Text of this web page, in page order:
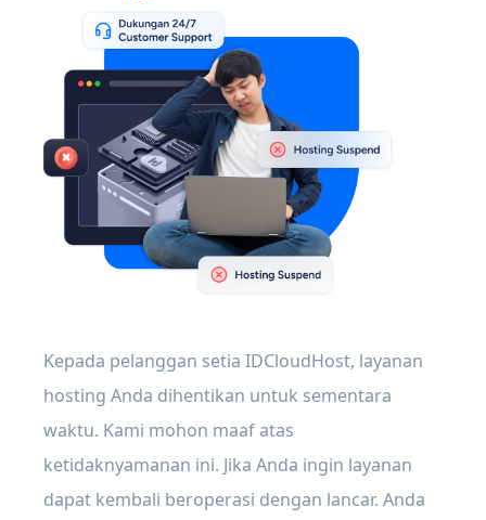
Kepada pelanggan setia IDCloudHost, layanan
hosting Anda dihentikan untuk sementara
waktu. Kami mohon maaf atas
ketidaknyamanan ini. Jika Anda ingin layanan
dapat kembali beroperasi dengan lancar. Anda